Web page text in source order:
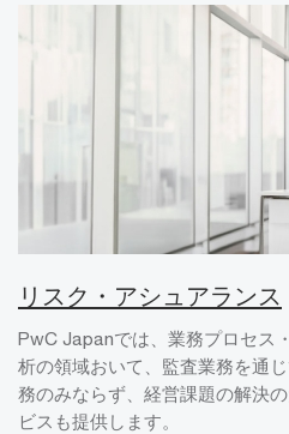
リスク・アシュアランス
PwC Japanでは、業務プロセス
析の領域おいて、監査業務を通
務のみならず、経営課題の解決
ビスも提供します。